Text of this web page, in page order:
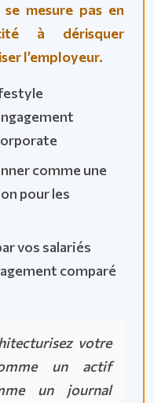
mesure pas en
à dérisquer
l’employeur.
comme une
pour les
vos salariés
comparé
votre
un actif
un journal